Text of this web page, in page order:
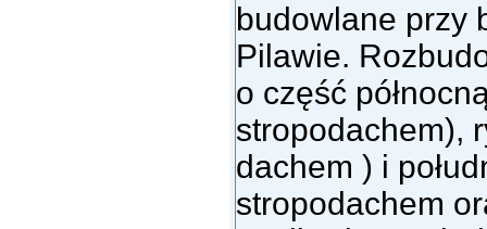
budowlane przy
Pilawie.
o część
stropodachem),
dachem ) i
stropodachem